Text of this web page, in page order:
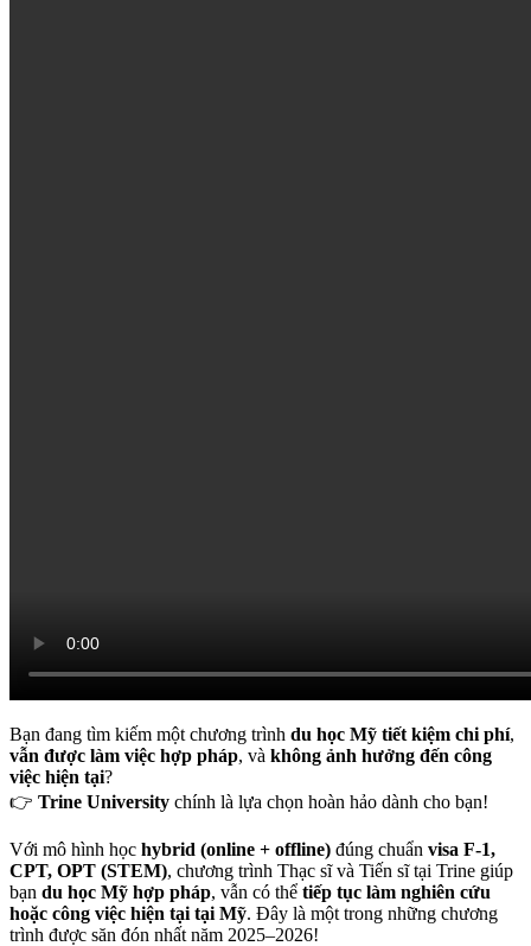
Bạn đang tìm kiếm một chương trình du học Mỹ tiết kiệm chi phí,
vẫn được làm việc hợp pháp, và không ảnh hưởng đến công
việc hiện tại?
👉 Trine University chính là lựa chọn hoàn hảo dành cho bạn!
Với mô hình học hybrid (online + offline) đúng chuẩn visa F-1,
CPT, OPT (STEM), chương trình Thạc sĩ và Tiến sĩ tại Trine giúp
bạn du học Mỹ hợp pháp, vẫn có thể tiếp tục làm nghiên cứu
hoặc công việc hiện tại tại Mỹ. Đây là một trong những chương
trình được săn đón nhất năm 2025–2026!